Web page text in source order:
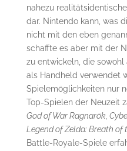
nahezu
dar. Nintendo kann, was
nicht mit den eben
schaffte es aber mit der
zu entwickeln, die sowohl
als Handheld verwendet
Spielemöglichkeiten nur
Top-Spielen der Neuzeit
God of War Ragnarök,
Legend of Zelda: Breath of
Battle-Royale-Spiele